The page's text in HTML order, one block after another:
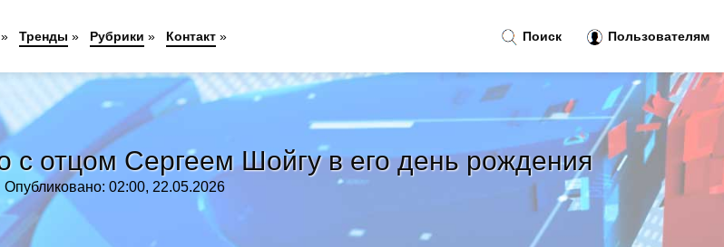
с отцом Сергеем Шойгу в его день рождения
Опубликовано: 02:00, 22.05.2026
Поиск Пользователям
» Тренды » Рубрики » Контакт»